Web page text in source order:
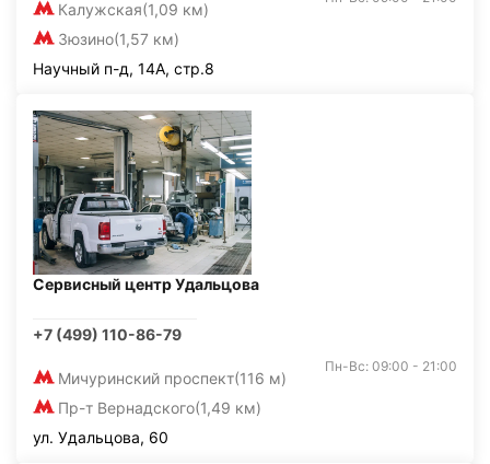
Калужская(1,09 км)
Зюзино(1,57 км)
Научный п-д, 14А, стр.8
Сервисный центр Удальцова
+7 (499) 110-86-79
Мичуринский проспект(116 м)
Пр-т Вернадского(1,49 км)
Пн-Вс: 09:00 - 21:00
ул. Удальцова, 60